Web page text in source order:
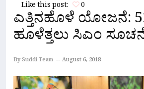
Like this post: 0
ಎತ್ತಿನಹೊಳೆ ಯೋಜನೆ:
ಹೂಳೆತ್ತಲು ಸಿಎಂ
By Suddi Team August 6, 2018